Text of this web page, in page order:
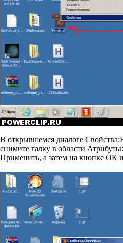
В открывшемся диалоге
снимите галку в области
Применить, а затем на кнопке ОК